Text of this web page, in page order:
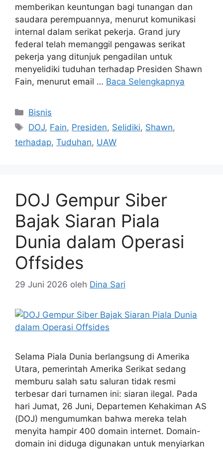
memberikan keuntungan bagi tunangan dan
saudara perempuannya, menurut komunikasi
internal dalam serikat pekerja. Grand jury
federal telah memanggil pengawas serikat
pekerja yang ditunjuk pengadilan untuk
menyelidiki tuduhan terhadap Presiden Shawn
Fain, menurut email … Baca Selengkapnya
Kategori
Bisnis
Tag
DOJ, Fain, Presiden, Selidiki, Shawn,
terhadap, Tuduhan, UAW
DOJ Gempur Siber
Bajak Siaran Piala
Dunia dalam Operasi
Offsides
29 Juni 2026 oleh Dina Sari
Selama Piala Dunia berlangsung di Amerika
Utara, pemerintah Amerika Serikat sedang
memburu salah satu saluran tidak resmi
terbesar dari turnamen ini: siaran ilegal. Pada
hari Jumat, 26 Juni, Departemen Kehakiman AS
(DOJ) mengumumkan bahwa mereka telah
menyita hampir 400 domain internet. Domain-
domain ini diduga digunakan untuk menyiarkan